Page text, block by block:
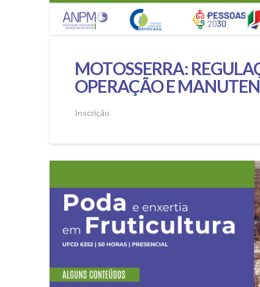
MOTOSSERRA:
OPERAÇÃO E
Inscrição